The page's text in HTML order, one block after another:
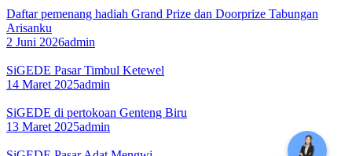
Daftar pemenang hadiah Grand Prize dan Doorprize Tabungan
Arisanku
2 Juni 2026admin
SiGEDE Pasar Timbul Ketewel
14 Maret 2025admin
SiGEDE di pertokoan Genteng Biru
13 Maret 2025admin